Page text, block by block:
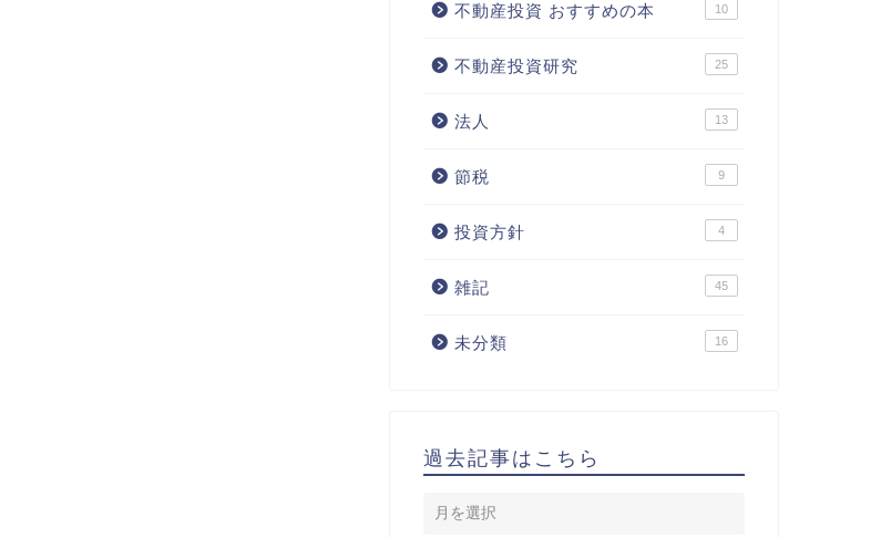
不動産投資 おすすめの本 10
不動産投資研究 25
法人 13
節税 9
投資方針 4
雑記 45
未分類 16
過去記事はこちら